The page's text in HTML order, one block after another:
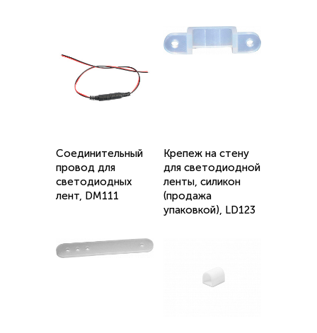
Соединительный
провод для
светодиодных
лент, DM111
Крепеж на стену
для светодиодной
ленты, силикон
(продажа
упаковкой), LD123